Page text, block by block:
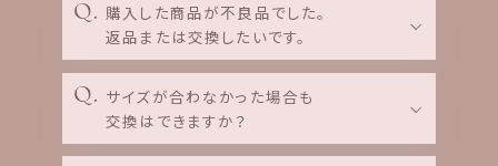
購入した商品が不良品でした。
返品または交換したいです。
サイズが合わなかった場合も
交換はできますか？